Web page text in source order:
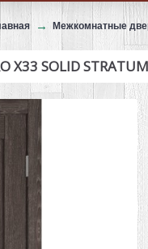
Межкомнатные
SOLID STRATUM